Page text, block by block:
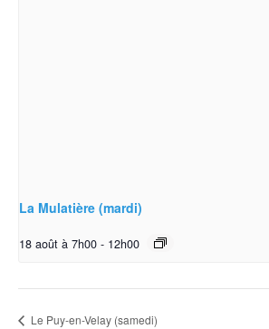
La Mulatière (mardi)
18 août à 7h00 - 12h00
Le Puy-en-Velay (samedi)